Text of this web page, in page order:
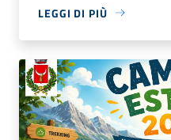
LEGGI DI PIÙ